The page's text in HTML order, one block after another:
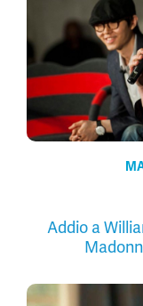
Addio a